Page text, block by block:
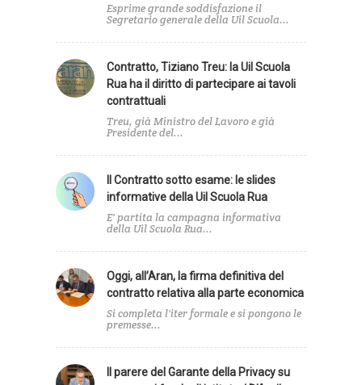
Esprime grande soddisfazione il
Segretario generale della Uil Scuola...
Contratto, Tiziano Treu: la Uil Scuola
Rua ha il diritto di partecipare ai tavoli
contrattuali
Treu, già Ministro del Lavoro e già
Presidente del...
Il Contratto sotto esame: le slides
informative della Uil Scuola Rua
E' partita la campagna informativa
della Uil Scuola Rua...
Oggi, all’Aran, la firma definitiva del
contratto relativa alla parte economica
Si completa l'iter formale e si pongono le
premesse...
Il parere del Garante della Privacy su